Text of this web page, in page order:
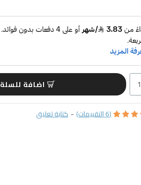
(6 التقييمات) - كتابة تعليق
اضافة للسلة